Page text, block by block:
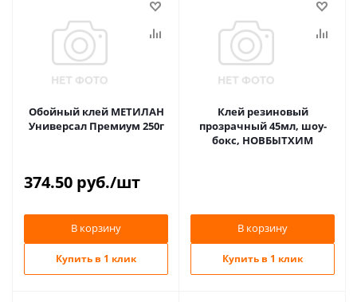
Обойный клей МЕТИЛАН
Универсал Премиум 250г
374.50 руб./шт
В корзину
Купить в 1 клик
Клей резиновый
прозрачный 45мл, шоу-
бокс, НОВБЫТХИМ
В корзину
Купить в 1 клик